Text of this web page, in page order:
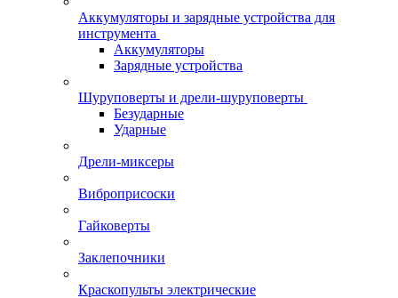
Аккумуляторы и зарядные устройства для
инструмента
Аккумуляторы
Зарядные устройства
Шуруповерты и дрели-шуруповерты
Безударные
Ударные
Дрели-миксеры
Виброприсоски
Гайковерты
Заклепочники
Краскопульты электрические